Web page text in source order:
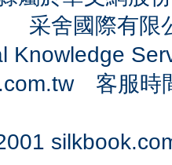
采舍國際有
Knowledge
客服時